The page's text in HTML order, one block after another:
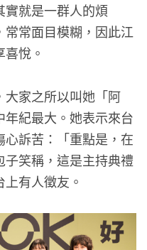
實就是一群人的煩
常面目模糊，因此江
悅。
家之所以叫她「阿
紀最大。她表示來台
訴苦：「重點是，在
笑稱，這是主持典禮
有人徵友。